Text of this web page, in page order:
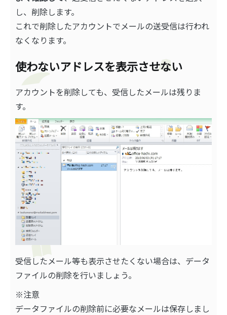
し、削除します。
これで削除したアカウントでメールの送受信は行われ
なくなります。
使わないアドレスを表示させない
アカウントを削除しても、受信したメールは残りま
す。
受信したメール等も表示させたくない場合は、データ
ファイルの削除を行いましょう。
※注意
データファイルの削除前に必要なメールは保存しまし